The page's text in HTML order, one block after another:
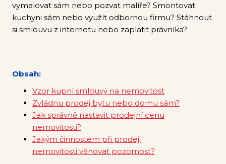
vymalovat sám nebo pozvat malíře? Smontovat
kuchyni sám nebo využít odbornou firmu? Stáhnout
si smlouvu z internetu nebo zaplatit právníka?
Obsah:
Vzor kupní smlouvy na nemovitost
Zvládnu prodej bytu nebo domu sám?
Jak správně nastavit prodejní cenu
nemovitosti?
Jakým činnostem při prodeji
nemovitosti věnovat pozornost?